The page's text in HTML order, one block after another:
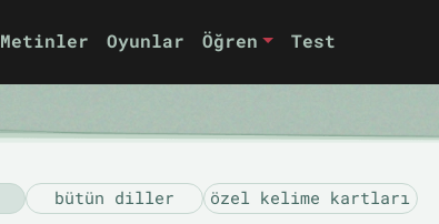
Metinler Oyunlar Öğren Test
bütün diller özel kelime kartları